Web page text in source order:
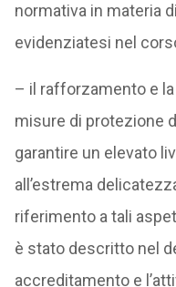
normativa in materia
evidenziatesi nel
– il rafforzamento e
misure di protezione
garantire un elevato
all’estrema
riferimento a tali
è stato descritto nel
accreditamento e